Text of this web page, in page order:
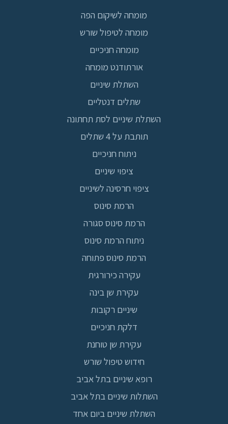
מומחה לשיקום הפה
מומחה לטיפול שורש
מומחה חניכיים
אורתודנט מומחה
השתלת שיניים
שתלים דנטליים
השתלת שיניים לסת תחתונה
תותבת על 4 שתלים
ניתוח חניכיים
ציפוי שיניים
ציפוי חרסינה לשיניים
הרמת סינוס
הרמת סינוס סגורה
ניתוח הרמת סינוס
הרמת סינוס פתוחה
עקירה כירורגית
עקירת שן בינה
שיניים רקובות
דלקת חניכיים
עקירת שן טוחנת
חידוש טיפול שורש
רופא שיניים בתל אביב
השתלות שיניים בתל אביב
השתלת שיניים ביום אחד